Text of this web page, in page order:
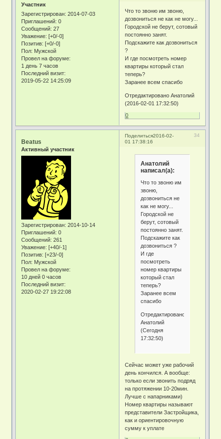
Участник
Зарегистрирован: 2014-07-03
Приглашений: 0
Сообщений: 27
Уважение: [+0/-0]
Позитив: [+0/-0]
Пол: Мужской
Провел на форуме:
1 день 7 часов
Последний визит:
2019-05-22 14:25:09
Что то звоню им звоню,
дозвониться не как не могу...
Городской не берут, сотовый
постоянно занят.
Подскажите как дозвониться
?
И где посмотреть номер
квартиры который стал
теперь?
Заранее всем спасибо
Отредактировано Анатолий
(2016-02-01 17:32:50)
0
Поделиться 34
2016-02-
01 17:38:16
Beatus
Активный участник
Зарегистрирован: 2014-10-14
Приглашений: 0
Сообщений: 261
Уважение: [+40/-1]
Позитив: [+23/-0]
Пол: Мужской
Провел на форуме:
10 дней 0 часов
Последний визит:
2020-02-27 19:22:08
Анатолий
написал(а):
Что то звоню им
звоню,
дозвониться не
как не могу...
Городской не
берут, сотовый
постоянно занят.
Подскажите как
дозвониться ?
И где
посмотреть
номер квартиры
который стал
теперь?
Заранее всем
спасибо
Отредактировано
Анатолий
(Сегодня
17:32:50)
Сейчас может уже рабочий
день кончился. А вообще:
только если звонить подряд
на протяжении 10-20мин.
Лучше с напарниками)
Номер квартиры называют
представители Застройщика,
как и ориентировочную
сумму к уплате